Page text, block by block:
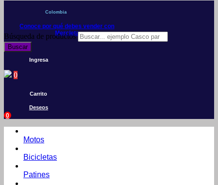
Colombia
Conoce por qué debes vender con
Mercleta
Búsqueda de productos
Buscar
Ingresa
0
Carrito
Deseos
0
Motos
Bicicletas
Patines